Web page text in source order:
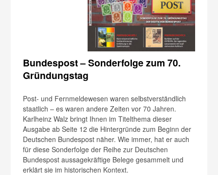
Bundespost – Sonderfolge zum 70.
Gründungstag
Post- und Fernmeldewesen waren selbstverständlich
staatlich – es waren andere Zeiten vor 70 Jahren.
Karlheinz Walz bringt Ihnen im Titelthema dieser
Ausgabe ab Seite 12 die Hintergründe zum Beginn der
Deutschen Bundespost näher. Wie immer, hat er auch
für diese Sonderfolge der Reihe zur Deutschen
Bundespost aussagekräftige Belege gesammelt und
erklärt sie im historischen Kontext.